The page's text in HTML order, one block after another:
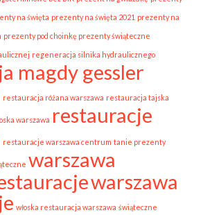
na święta prezenty na święta 2021 prezenty na
prezenty pod choinkę prezenty świąteczne
regeneracja silnika hydraulicznego
magdy gessler
restauracja różana warszawa restauracja tajska
warszawa restauracje
restauracje warszawa centrum tanie prezenty
warszawa
warszawa
włoska restauracja warszawa świąteczne